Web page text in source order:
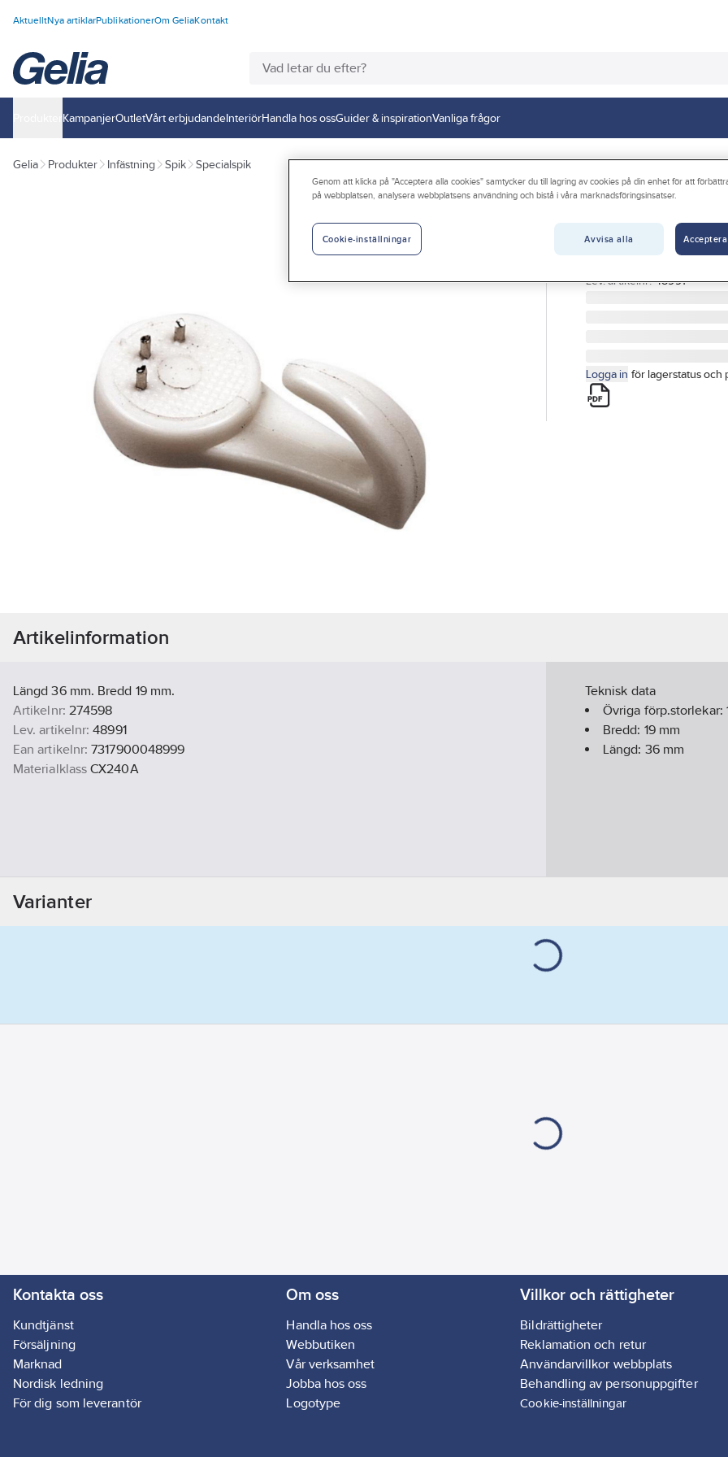
AktuelltNya artiklarPublikationerOm GeliaKontakt
KampanjerOutletVårt erbjudandeInteriörHandla hos ossGuider & inspirationVanliga frågor
Gelia Produkter Infästning Spik Specialspik
Tavelkrok för
TAVELKROK HABO 613
Lev. artikelnr: 48991
Logga in för lagerstatus och
Artikelinformation
Längd 36 mm. Bredd 19 mm.
Artikelnr: 274598
Lev. artikelnr: 48991
Ean artikelnr: 7317900048999
Materialklass CX240A
Teknisk data
Övriga förp.storlekar:
Bredd: 19mm
Längd: 36mm
Varianter
Kontakta oss
Kundtjänst
Försäljning
Marknad
Nordisk ledning
För dig som leverantör
Om oss
Handla hos oss
Webbutiken
Vår verksamhet
Jobba hos oss
Logotype
Villkor och rättigheter
Bildrättigheter
Reklamation och retur
Användarvillkor webbplats
Behandling av personuppgifter
Cookie-inställningar
Genom att klicka på "Acceptera alla cookies" samtycker du till lagring av cookies på din enhet för att
på webbplatsen, analysera webbplatsens användning och bistå i våra marknadsföringsinsatser.
Avvisa alla
Cookie-inställningar